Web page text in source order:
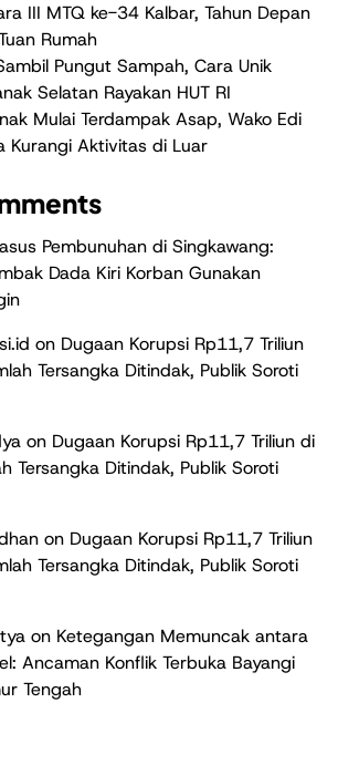
III MTQ ke-34 Kalbar, Tahun Depan
Rumah
Pungut Sampah, Cara Unik
Selatan Rayakan HUT RI
Mulai Terdampak Asap, Wako Edi
Kurangi Aktivitas di Luar
Pembunuhan di Singkawang:
Dada Kiri Korban Gunakan
on Dugaan Korupsi Rp11,7 Triliun
Tersangka Ditindak, Publik Soroti
on Dugaan Korupsi Rp11,7 Triliun di
Tersangka Ditindak, Publik Soroti
on Dugaan Korupsi Rp11,7 Triliun
Tersangka Ditindak, Publik Soroti
on Ketegangan Memuncak antara
Ancaman Konflik Terbuka Bayangi
Tengah